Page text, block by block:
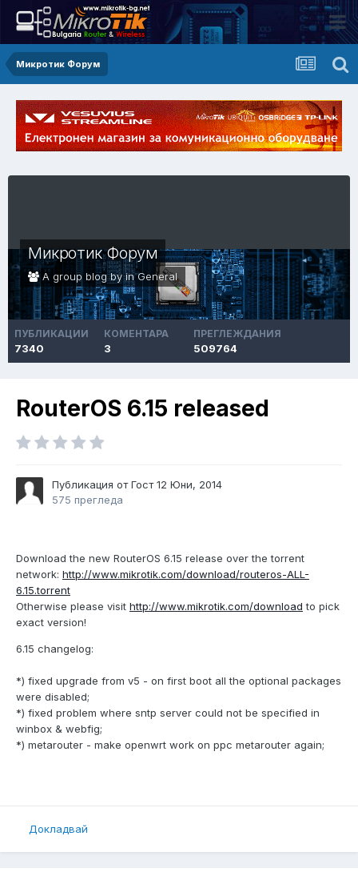
Микротик Форум
Микротик Форум
A group blog by inGeneral
ПУБЛИКАЦИИ
7340
КОМЕНТАРА
3
ПРЕГЛЕЖДАНИЯ
509764
RouterOS 6.15 released
Публикация от Гост12 Юни, 2014
575 прегледа
Download the new RouterOS 6.15 release over the torrent
network: http://www.mikrotik.com/download/routeros-ALL-
6.15.torrent
Otherwise please visit http://www.mikrotik.com/download to pick
exact version!
6.15 changelog:
*) fixed upgrade from v5 - on first boot all the optional packages
were disabled;
*) fixed problem where sntp server could not be specified in
winbox & webfig;
*) metarouter - make openwrt work on ppc metarouter again;
Докладвай